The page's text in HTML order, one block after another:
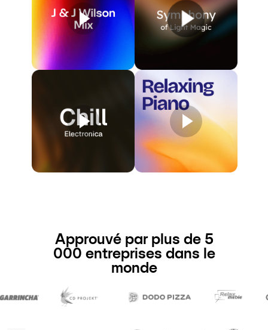
Approuvé par plus de 5
000 entreprises dans le
monde